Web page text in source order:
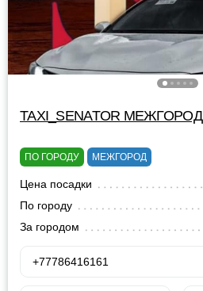
TAXI_SENATOR МЕЖГОРОД
ПО ГОРОДУ МЕЖГОРОД
Цена посадки
По городу
За городом
+77786416161